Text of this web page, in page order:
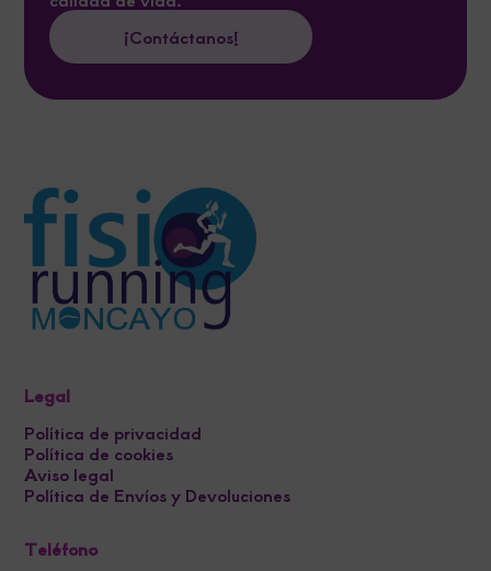
¡Contáctanos!
Legal
Política de privacidad
Política de cookies
Aviso legal
Política de Envíos y Devoluciones
Teléfono